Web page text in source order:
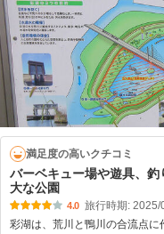
満足度の高いクチコミ
バーベキュー場や遊具、
大な公園
4.0 旅行時期: 2025/
彩湖は、荒川と鴨川の合流点